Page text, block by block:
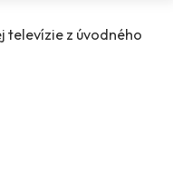
televízie z úvodného